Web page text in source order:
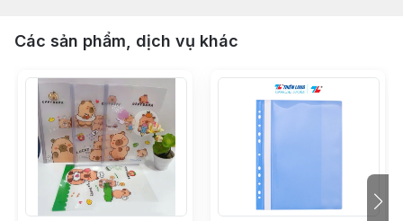
Các sản phẩm, dịch vụ khác